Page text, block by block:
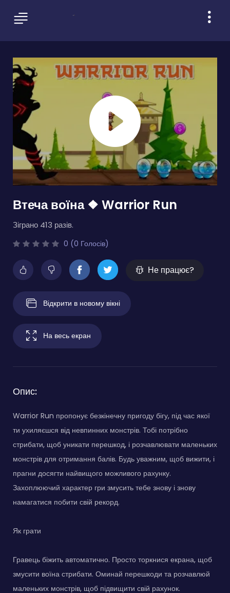
Втеча воїна ❖ Warrior Run
Зіграно 413 разів.
0 (0 Голосів)
Не працює?
Відкрити в новому вікні
На весь екран
Опис:
Warrior Run пропонує безкінечну пригоду бігу, під час якої
ти ухиляєшся від невпинних монстрів. Тобі потрібно
стрибати, щоб уникати перешкод, і розчавлювати маленьких
монстрів для отримання балів. Будь уважним, щоб вижити, і
прагни досягти найвищого можливого рахунку.
Захоплюючий характер гри змусить тебе знову і знову
намагатися побити свій рекорд.
Як грати
Гравець біжить автоматично. Просто торкнися екрана, щоб
змусити воїна стрибати. Оминай перешкоди та розчавлюй
маленьких монстрів, щоб підвищити свій рахунок.